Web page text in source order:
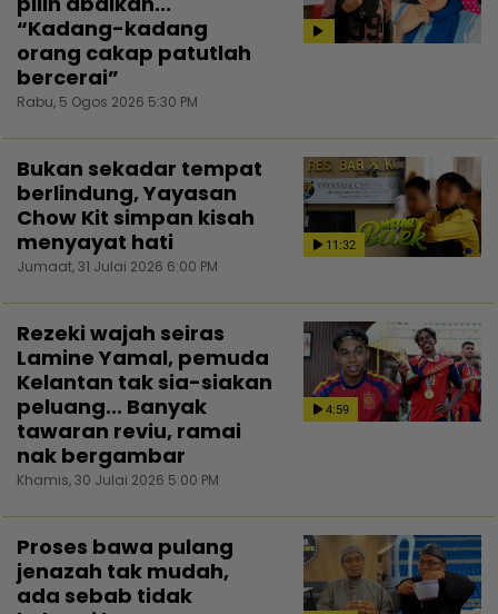
“Kadang-kadang
orang cakap patutlah
bercerai”
Rabu, 5 Ogos 2026 5:30 PM
11:32
Bukan sekadar tempat
berlindung, Yayasan
Chow Kit simpan kisah
menyayat hati
Jumaat, 31 Julai 2026 6:00 PM
4:59
Rezeki wajah seiras
Lamine Yamal, pemuda
Kelantan tak sia-siakan
peluang... Banyak
tawaran reviu, ramai
nak bergambar
Khamis, 30 Julai 2026 5:00 PM
Proses bawa pulang
jenazah tak mudah,
ada sebab tidak